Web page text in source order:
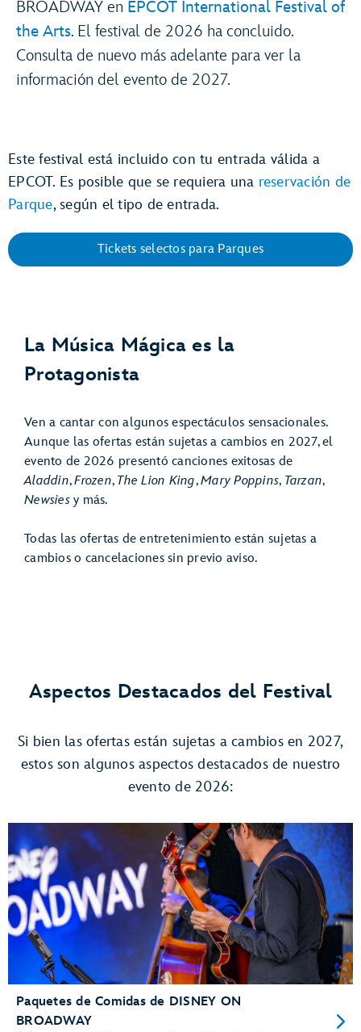
BROADWAY en EPCOT International Festival of
the Arts. El festival de 2026 ha concluido.
Consulta de nuevo más adelante para ver la
información del evento de 2027.
Este festival está incluido con tu entrada válida a
EPCOT. Es posible que se requiera una reservación de
Parque, según el tipo de entrada.
Tickets selectos para Parques
La Música Mágica es la
Protagonista
Ven a cantar con algunos espectáculos sensacionales.
Aunque las ofertas están sujetas a cambios en 2027, el
evento de 2026 presentó canciones exitosas de
Aladdin,Frozen, The Lion King,Mary Poppins, Tarzan,
Newsiesy más.
Todas las ofertas de entretenimiento están sujetas a
cambios o cancelaciones sin previo aviso.
Aspectos Destacados del Festival
Si bien las ofertas están sujetas a cambios en 2027,
estos son algunos aspectos destacados de nuestro
evento de 2026:
Paquetes de Comidas de DISNEY ON
BROADWAY